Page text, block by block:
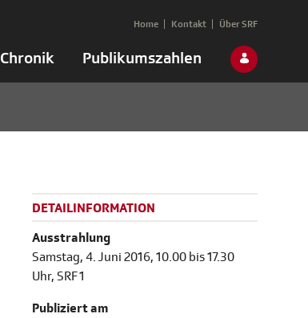
Chronik Publikumszahlen
Home Kontakt Über SRF
DETAILINFORMATION
Ausstrahlung
Samstag, 4. Juni 2016, 10.00 bis 17.30
Uhr, SRF 1
Publiziert am